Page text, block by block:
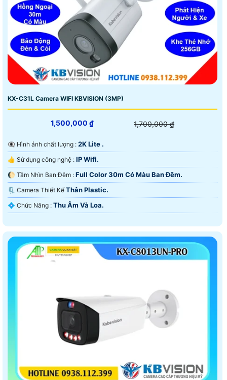
KX-C31L Camera WIFI KBVISION (3MP)
1,500,000 ₫ 1,700,000 ₫
👁️‍🗨 Hình ảnh chất lượng : 2K Lite .
👍 Sử dụng công nghệ : IP Wifi.
🌔 Tầm Nhìn Ban Đêm : Full Color 30m Có Màu Ban Ðêm.
🗜️ Camera Thiết Kế Thân Plastic.
️💠 Chức Năng : Thu Âm Và Loa.